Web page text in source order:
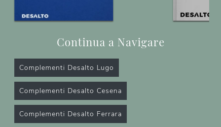
Continua a Navigare
Complementi Desalto Lugo
Complementi Desalto Cesena
Complementi Desalto Ferrara